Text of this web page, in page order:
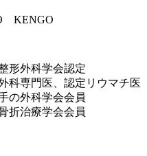
KENGO
形外科学会認定
科専門医、認定リウマチ医
の外科学会会員
折治療学会会員